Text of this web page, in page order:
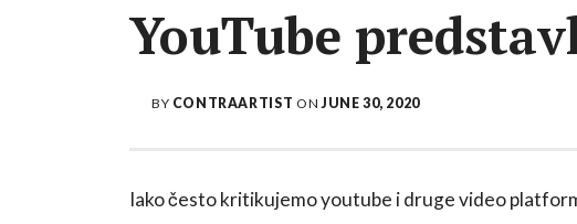
YouTube
BY CONTRAARTIST ONJUNE 30, 2020
Iako često kritikujemo youtube i druge video